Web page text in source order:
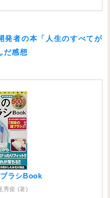
発者の本「人生のすべてが
だ感想
ラシBook
秀俊 (著)